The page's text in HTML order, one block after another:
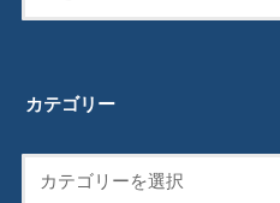
カテゴリー